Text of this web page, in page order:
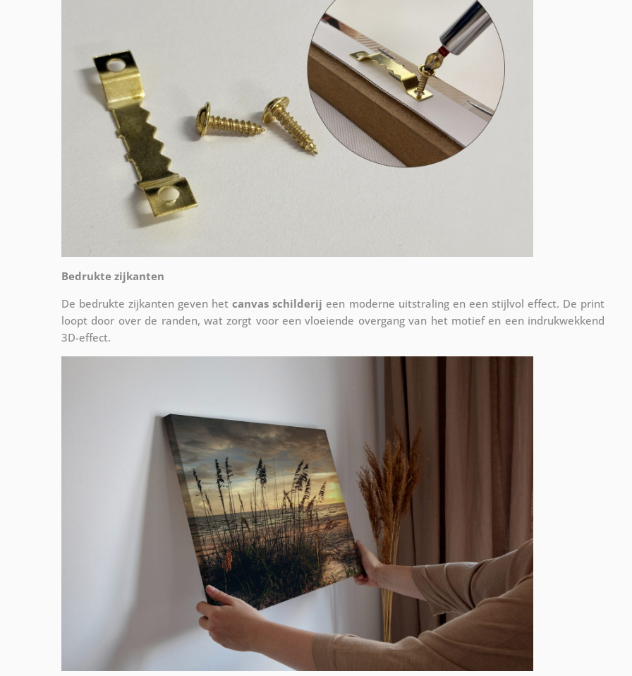
Bedrukte zijkanten
De bedrukte zijkanten geven hetcanvas schilderij een moderne uitstraling en een stijlvol effect. De print
loopt door over de randen, wat zorgt voor een vloeiende overgang van het motief en een indrukwekkend
3D-effect.